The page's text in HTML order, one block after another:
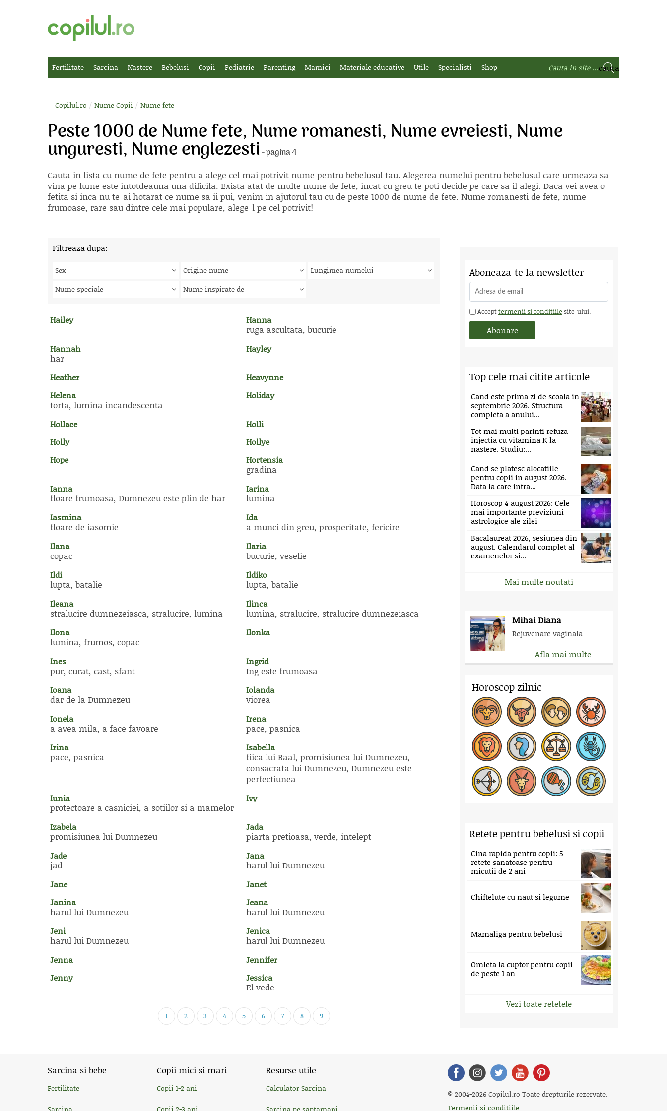
Fertilitate Sarcina Nastere Bebelusi Copii Pediatrie Parenting Mamici Materiale educative Utile Specialisti Shop
Copilul.ro / Nume Copii / Nume fete
Peste 1000 de Nume fete, Nume romanesti, Nume evreiesti, Nume
unguresti, Nume englezesti- pagina 4
Cauta in lista cu nume de fete pentru a alege cel mai potrivit nume pentru bebelusul tau. Alegerea numelui pentru bebelusul care urmeaza sa
vina pe lume este intotdeauna una dificila. Exista atat de multe nume de fete, incat cu greu te poti decide pe care sa il alegi. Daca vei avea o
fetita si inca nu te-ai hotarat ce nume sa ii pui, venim in ajutorul tau cu de peste 1000 de nume de fete. Nume romanesti de fete, nume
frumoase, rare sau dintre cele mai populare, alege-l pe cel potrivit!
Filtreaza dupa:
Sex Origine nume
Lungimea numelui
Nume speciale
Nume inspirate de
Hailey Hanna
ruga ascultata, bucurie
Hannah
har
Hayley
Heather
Heavynne
Helena
torta, lumina incandescenta
Holiday
Hollace
Holli
Holly
Hollye
Hope
Hortensia
gradina
Ianna
floare frumoasa, Dumnezeu este plin de har
Iarina
lumina
Iasmina
floare de iasomie
Ida
a munci din greu, prosperitate, fericire
Ilana
copac
Ilaria
bucurie, veselie
Ildi
lupta, batalie
Ildiko
lupta, batalie
Ileana
stralucire dumnezeiasca, stralucire, lumina
Ilinca
lumina, stralucire, stralucire dumnezeiasca
Ilona
lumina, frumos, copac
Ilonka
Ines
pur, curat, cast, sfant
Ingrid
Ing este frumoasa
Ioana
dar de la Dumnezeu
Iolanda
viorea
Ionela
a avea mila, a face favoare
Irena
pace, pasnica
Irina
pace, pasnica
Isabella
fiica lui Baal, promisiunea lui Dumnezeu,
consacrata lui Dumnezeu, Dumnezeu este
perfectiunea
Iunia
protectoare a casniciei, a sotiilor si a mamelor
Ivy
Izabela
promisiunea lui Dumnezeu
Jada
piarta pretioasa, verde, intelept
Jade
jad
Jana
harul lui Dumnezeu
Jane
Janet
Janina
harul lui Dumnezeu
Jeana
harul lui Dumnezeu
Jeni
harul lui Dumnezeu
Jenica
harul lui Dumnezeu
Jenna
Jennifer
Jenny
Jessica
El vede
1 2 3 4 5 6 7 8 9
Aboneaza-te la newsletter
Accepttermenii si conditiile site-ului.
Top cele mai citite articole
Cand este prima zi de scoala in
septembrie 2026. Structura
completa a anului...
Tot mai multi parinti refuza
injectia cu vitamina K la
nastere. Studiu:...
Cand se platesc alocatiile
pentru copii in august 2026.
Data la care intra...
Horoscop 4 august 2026: Cele
mai importante previziuni
astrologice ale zilei
Bacalaureat 2026, sesiunea din
august. Calendarul complet al
examenelor si...
Mai multe noutati
Mihai Diana
Rejuvenare vaginala
Afla mai multe
Horoscop zilnic
Retete pentru bebelusi si copii
Cina rapida pentru copii: 5
retete sanatoase pentru
micutii de 2 ani
Chiftelute cu naut si legume
Mamaliga pentru bebelusi
Omleta la cuptor pentru copii
de peste 1 an
Vezi toate retetele
Sarcina si bebe
Fertilitate
Sarcina
Copii mici si mari
Copii 1-2 ani
Copii 2-3 ani
Resurse utile
Calculator Sarcina
Sarcina pe saptamani
© 2004-2026 Copilul.ro Toate drepturile rezervate.
Termenii si conditiile